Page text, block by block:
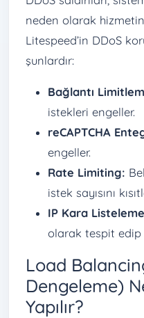
neden olarak
Litespeed’in DDoS
şunlardır:
Bağlantı
istekleri engeller.
reCAPTCHA
engeller.
Rate Limiting:
istek sayısını
IP Kara
olarak tespit edip
Load
Dengeleme)
Yapılır?